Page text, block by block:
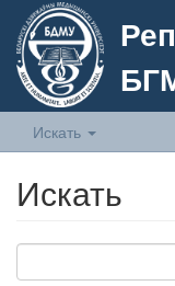
Искать
Искать